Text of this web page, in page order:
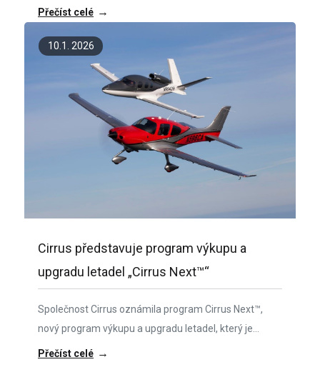
SR20, SR22 a SR22T pro modelový rok 2026. Nová
řada přináší vylepšení zaměřená na bezpečnost,
komfort a jednodušší ovládání.
Přečíst celé →
10.1. 2026
Cirrus představuje program výkupu a
upgradu letadel „Cirrus Next™“
Společnost Cirrus oznámila program Cirrus Next™,
nový program výkupu a upgradu letadel, který je
navržen tak, aby zjednodušil nákup nového letounu
Přečíst celé →